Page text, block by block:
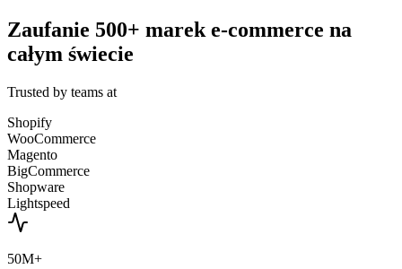
Zaufanie 500+ marek e-commerce na
całym świecie
Trusted by teams at
Shopify
WooCommerce
Magento
BigCommerce
Shopware
Lightspeed
50M+